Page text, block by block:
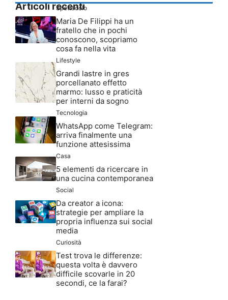
Articoli recenti
Spettacolo
Maria De Filippi ha un
fratello che in pochi
conoscono, scopriamo
cosa fa nella vita
Lifestyle
Grandi lastre in gres
porcellanato effetto
marmo: lusso e praticità
per interni da sogno
Tecnologia
WhatsApp come Telegram:
arriva finalmente una
funzione attesissima
Casa
5 elementi da ricercare in
una cucina contemporanea
Social
Da creator a icona:
strategie per ampliare la
propria influenza sui social
media
Curiosità
Test trova le differenze:
questa volta è davvero
difficile scovarle in 20
secondi, ce la farai?